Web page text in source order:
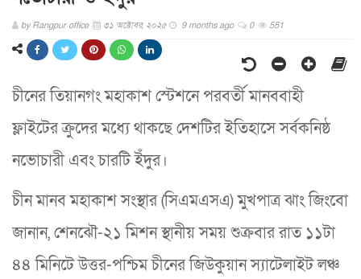
byRangpur office ৩১ অক্টোবর, ২০২৫ 9 months ago 0 551
চীনের তিয়ানগং মহাকাশ স্টেশনে পরবর্তী মানববাহী
ফ্লাইটের ক্রুদের মধ্যে থাকছে দেশটির ইতিহাসে সর্বকনিষ্ঠ
নভোচারী এবং চারটি ইঁদুর।
চীন মানব মহাকাশ সংস্থার (সিএমএসএ) মুখপাত্র ঝাং জিংবো
জানান, শেনঝৌ-২১ মিশন স্থানীয় সময় শুক্রবার রাত ১১টা
৪৪ মিনিটে উত্তর-পশ্চিম চীনের জিউকুয়ান স্যাটেলাইট লঞ্চ